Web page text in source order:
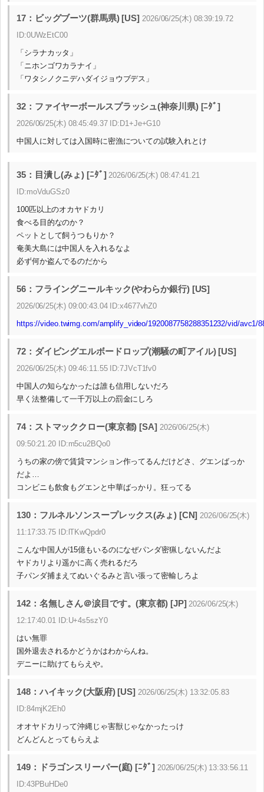
17：ビッグブーツ(群馬県) [US] 2026/06/25(木) 08:39:19.72
ID:0UWzEtC00
「シラナカッタ」
「ニホンゴワカラナイ」
「ワタシノクニデハダイジョウブデス」
32：ファイヤーボールスプラッシュ(神奈川県) [ﾆﾀﾞ]
2026/06/25(木) 08:45:49.37 ID:D1+Je+G10
中国人に対しては入国時に密漁についての試験入れとけ
35：目潰し(みょ) [ﾆﾀﾞ] 2026/06/25(木) 08:47:41.21
ID:moVduGSz0
100匹以上のオカヤドカリ
食べる目的なのか？
ペットとして飼うつもりか？
奄美大島には中国人を入れるなよ
必ず何か盗んでるのだから
56：フライングニールキック(やわらか銀行) [US]
2026/06/25(木) 09:00:43.04 ID:x4677vhZ0
https://video.twimg.com/amplify_video/1920087758288351232/vid/avc1/
72：ダイビングエルボードロップ(潮騒の町アイル) [US]
2026/06/25(木) 09:46:11.55 ID:7JVcT1fv0
中国人の知らなかったは誰も信用しないだろ
早く法整備して一千万以上の罰金にしろ
74：ストマッククロー(東京都) [SA] 2026/06/25(木)
09:50:21.20 ID:m5cu2BQo0
うちの家の傍で賃貸マンション作ってるんだけどさ、グエンばっか
だよ…
コンビニも飲食もグエンと中華ばっかり。狂ってる
130：フルネルソンスープレックス(みょ) [CN] 2026/06/25(木)
11:17:33.75 ID:lTKwQpdr0
こんな中国人が15億もいるのになぜパンダ密猟しないんだよ
ヤドカリより遥かに高く売れるだろ
子パンダ捕まえてぬいぐるみと言い張って密輸しろよ
142：名無しさん＠涙目です。(東京都) [JP] 2026/06/25(木)
12:17:40.01 ID:U+4s5szY0
はい無罪
国外退去されるかどうかはわからんね。
デニーに助けてもらえや。
148：ハイキック(大阪府) [US] 2026/06/25(木) 13:32:05.83
ID:84mjK2Eh0
オオヤドカリって沖縄じゃ害獣じゃなかったっけ
どんどんとってもらえよ
149：ドラゴンスリーパー(庭) [ﾆﾀﾞ] 2026/06/25(木) 13:33:56.11
ID:43PBuHDe0